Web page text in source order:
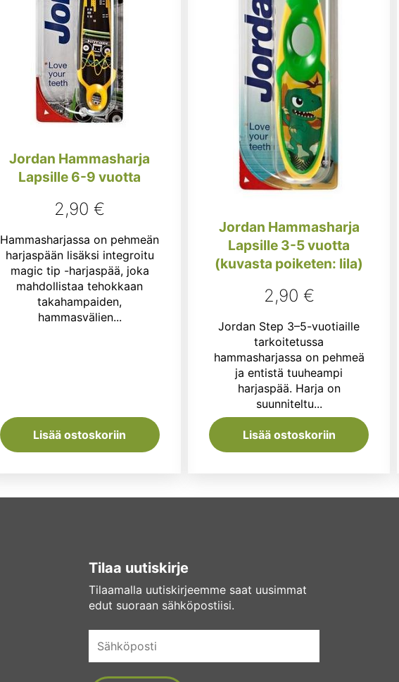
Jordan Hammasharja
Lapsille 6-9 vuotta
2,90 €
Hammasharjassa on pehmeän
harjaspään lisäksi integroitu
magic tip -harjaspää, joka
mahdollistaa tehokkaan
takahampaiden,
hammasvälien...
Lisää ostoskoriin
Jordan Hammasharja
Lapsille 3-5 vuotta
(kuvasta poiketen: lila)
2,90 €
Jordan Step 3–5-vuotiaille
tarkoitetussa
hammasharjassa on pehmeä
ja entistä tuuheampi
harjaspää. Harja on
suunniteltu...
Lisää ostoskoriin
Tilaa uutiskirje
Tilaamalla uutiskirjeemme saat uusimmat
edut suoraan sähköpostiisi.